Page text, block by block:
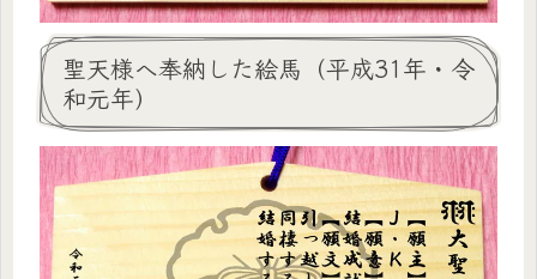
聖天様へ奉納した絵馬（平成31年・令
和元年）